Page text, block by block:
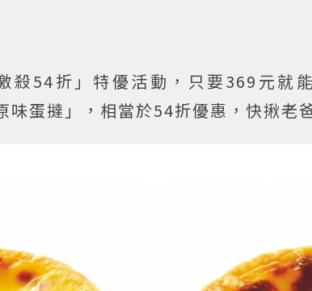
殺54折」特優活動，只要369元就
蛋撻」，相當於54折優惠，快揪老